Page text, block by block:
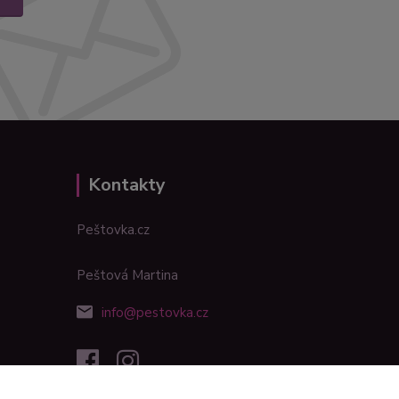
Kontakty
Peštovka.cz
Peštová Martina
info@pestovka.cz